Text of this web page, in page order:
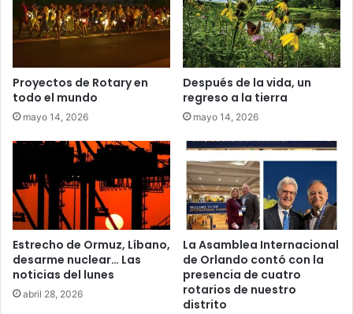
Proyectos de Rotary en
todo el mundo
mayo 14, 2026
Después de la vida, un
regreso a la tierra
mayo 14, 2026
Estrecho de Ormuz, Líbano,
desarme nuclear… Las
noticias del lunes
abril 28, 2026
La Asamblea Internacional
de Orlando contó con la
presencia de cuatro
rotarios de nuestro
distrito